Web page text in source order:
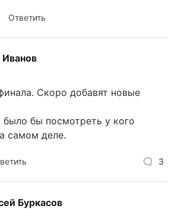
Ответить
Иванов
Скоро добавят новые
бы посмотреть у кого
самом деле.
3
Буркасов